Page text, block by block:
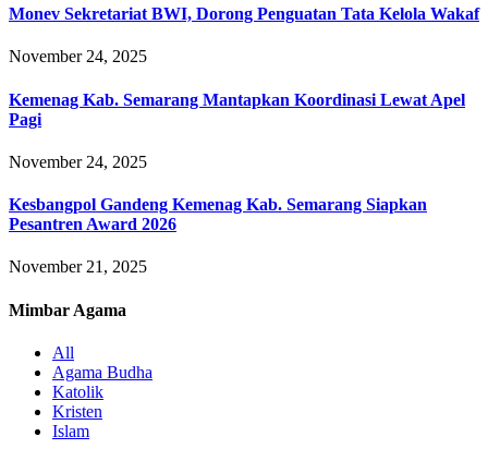
Monev Sekretariat BWI, Dorong Penguatan Tata Kelola Wakaf
November 24, 2025
Kemenag Kab. Semarang Mantapkan Koordinasi Lewat Apel
Pagi
November 24, 2025
Kesbangpol Gandeng Kemenag Kab. Semarang Siapkan
Pesantren Award 2026
November 21, 2025
Mimbar Agama
All
Agama Budha
Katolik
Kristen
Islam